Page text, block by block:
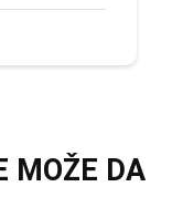
MOŽE DA